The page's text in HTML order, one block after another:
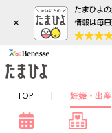
×
TOP 妊娠・出産